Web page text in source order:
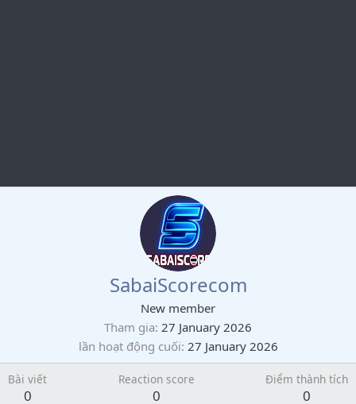
SabaiScorecom
New member
Tham gia 27 January 2026
lần hoạt động cuối 27 January 2026
Bài viết
0
Reaction score
0
Điểm thành tích
0